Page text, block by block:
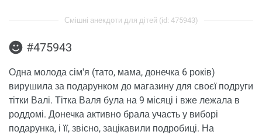
Смішні анекдоти для дітей (id: 475943)
#475943
Одна молода сім'я (тато, мама, донечка 6 років)
вирушила за подарунком до магазину для своєї подруги
тітки Валі. Тітка Валя була на 9 місяці і вже лежала в
роддомі. Донечка активно брала участь у виборі
подарунка, і її, звісно, зацікавили подробиці. На